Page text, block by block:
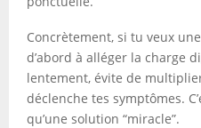
Concrètement, si tu veux
d’abord à alléger la charge
lentement, évite de
déclenche tes symptômes.
qu’une solution “miracle”.